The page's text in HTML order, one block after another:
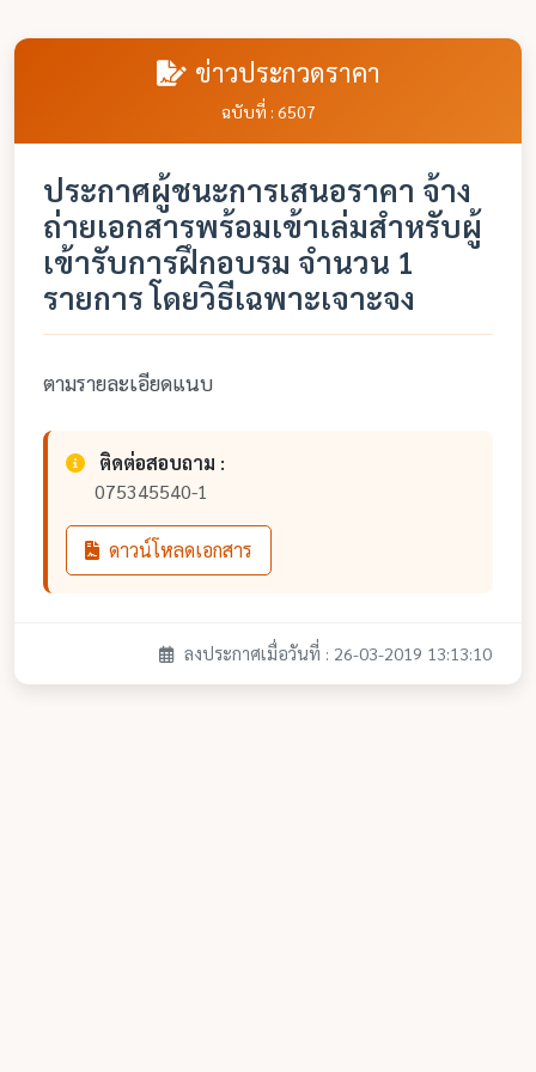
ข่าวประกวดราคา
ฉบับที่ : 6507
ประกาศผู้ชนะการเสนอราคา จ้าง
ถ่ายเอกสารพร้อมเข้าเล่มสำหรับผู้
เข้ารับการฝึกอบรม จำนวน 1
รายการ โดยวิธีเฉพาะเจาะจง
ตามรายละเอียดแนบ
ติดต่อสอบถาม :
075345540-1
ดาวน์โหลดเอกสาร
ลงประกาศเมื่อวันที่ : 26-03-2019 13:13:10